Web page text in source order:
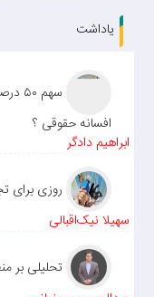
یاداشت
افسانه حقوقی ؟
ابراهیم دادگر
روزی برای
سهیلا نیک‌اقبالی
تحلیلی بر